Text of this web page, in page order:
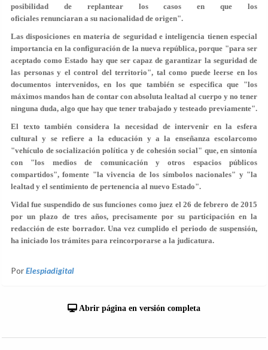
posibilidad de replantear los casos en que los
oficiales renunciaran a su nacionalidad de origen".
Las disposiciones en materia de seguridad e inteligencia tienen especial
importancia en la configuración de la nueva república, porque "para ser
aceptado como Estado hay que ser capaz de garantizar la seguridad de
las personas y el control del territorio", tal como puede leerse en los
documentos intervenidos, en los que también se especifica que "los
máximos mandos han de contar con absoluta lealtad al cuerpo y no tener
ninguna duda, algo que hay que tener trabajado y testeado previamente".
El texto también considera la necesidad de intervenir en la esfera
cultural y se refiere a la educación y a la enseñanza escolarcomo
"vehículo de socialización política y de cohesión social" que, en sintonía
con "los medios de comunicación y otros espacios públicos
compartidos", fomente "la vivencia de los símbolos nacionales" y "la
lealtad y el sentimiento de pertenencia al nuevo Estado".
Vidal fue suspendido de sus funciones como juez el 26 de febrero de 2015
por un plazo de tres años, precisamente por su participación en la
redacción de este borrador. Una vez cumplido el periodo de suspensión,
ha iniciado los trámites para reincorporarse a la judicatura.
PorElespiadigital
Abrir página en versión completa